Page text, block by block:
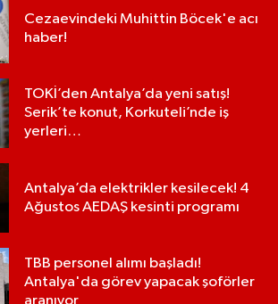
Cezaevindeki Muhittin Böcek'e acı
haber!
TOKİ’den Antalya’da yeni satış!
Serik’te konut, Korkuteli’nde iş
yerleri…
Antalya’da elektrikler kesilecek! 4
Ağustos AEDAŞ kesinti programı
TBB personel alımı başladı!
Antalya'da görev yapacak şoförler